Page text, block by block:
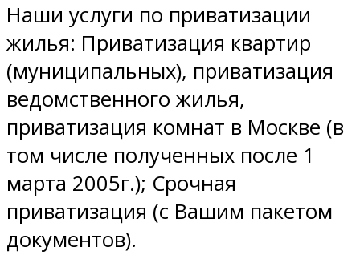
Наши услуги по приватизации
жилья: Приватизация квартир
(муниципальных), приватизация
ведомственного жилья,
приватизация комнат в Москве (в
том числе полученных после 1
марта 2005г.); Срочная
приватизация (с Вашим пакетом
документов).